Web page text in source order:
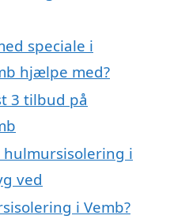
speciale i
hjælpe med?
3 tilbud på
i
ved
i Vemb?